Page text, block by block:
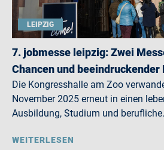
LEIPZIG
7. jobmesse leipzig: Zwei
Chancen und beeindruckender
Die Kongresshalle am Zoo
November 2025 erneut in einen
Ausbildung, Studium und
WEITERLESEN